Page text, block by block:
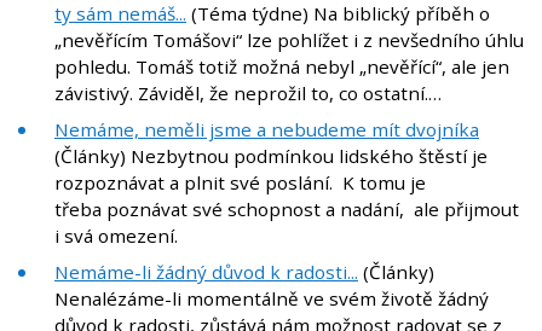
ty sám nemáš... (Téma týdne) Na biblický příběh o
„nevěřícím Tomášovi“ lze pohlížet i z nevšedního úhlu
pohledu. Tomáš totiž možná nebyl „nevěřící“, ale jen
závistivý. Záviděl, že neprožil to, co ostatní.…
Nemáme, neměli jsme a nebudeme mít dvojníka
(Články) Nezbytnou podmínkou lidského štěstí je
rozpoznávat a plnit své poslání. K tomu je
třeba poznávat své schopnost a nadání, ale přijmout
i svá omezení.
Nemáme-li žádný důvod k radosti... (Články)
Nenalézáme-li momentálně ve svém životě žádný
důvod k radosti, zůstává nám možnost radovat se z